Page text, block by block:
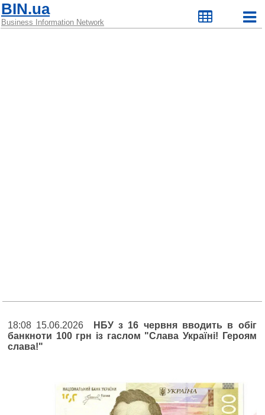
BIN.ua
Business Information Network
18:08 15.06.2026
НБУ з 16 червня вводить в обіг
банкноти 100 грн із гаслом "Слава Україні! Героям
слава!"